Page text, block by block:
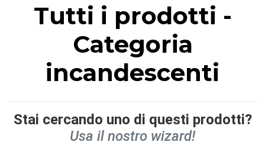
Tutti i prodotti -
Categoria
incandescenti
Stai cercando uno di questi prodotti?
Usa il nostro wizard!